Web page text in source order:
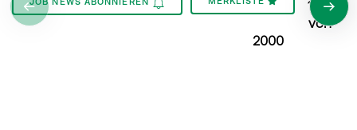
JOB NEWS ABONNIEREN MERKLISTE 1
20
von
2000